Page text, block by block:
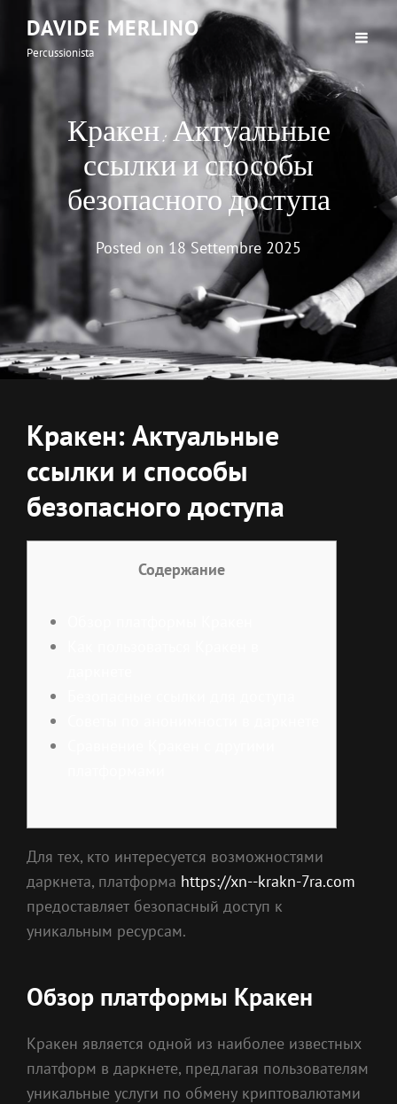
DAVIDE MERLINO
Percussionista
Кракен: Актуальные
ссылки и способы
безопасного доступа
Posted on 18 Settembre 2025
Кракен: Актуальные
ссылки и способы
безопасного доступа
Содержание
Для тех, кто интересуется возможностями
даркнета, платформа https://xn--krakn-7ra.com
предоставляет безопасный доступ к
уникальным ресурсам.
Обзор платформы Кракен
Кракен является одной из наиболее известных
платформ в даркнете, предлагая пользователям
уникальные услуги по обмену криптовалютами